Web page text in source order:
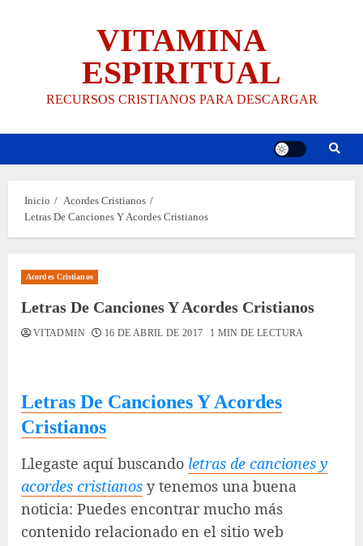
VITAMINA
ESPIRITUAL
RECURSOS CRISTIANOS PARA DESCARGAR
Inicio
Acordes Cristianos
Letras De Canciones Y Acordes Cristianos
Acordes Cristianos
Letras De Canciones Y Acordes Cristianos
VITADMIN 16 DE ABRIL DE 2017 1 MIN DE LECTURA
Letras De Canciones Y Acordes
Cristianos
Llegaste aquí buscando letras de canciones y
acordes cristianos y tenemos una buena
noticia: Puedes encontrar mucho más
contenido relacionado en el sitio web